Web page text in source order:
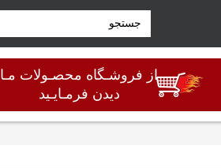
از فروشـگاه محصـولات مـا
دیدن فرمـایـید